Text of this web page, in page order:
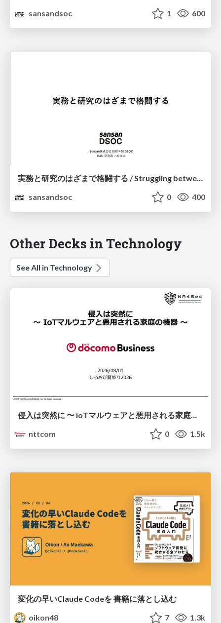
sansandsoc
1 600
実務と研究のはざまで格闘する / Struggling between practice and research
sansandsoc
0 400
Other Decks in Technology
See All in Technology
nttcom
0 1.5k
変化の早いClaude Codeを 書籍に落とし込む
oikon48
7 1.3k